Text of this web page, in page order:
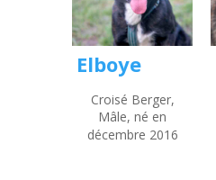
Elboye
Croisé Berger,
Mâle, né en
décembre 2016